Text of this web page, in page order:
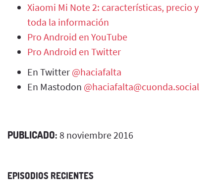
Xiaomi Mi Note 2: características, precio y
toda la información
Pro Android en YouTube
Pro Android en Twitter
En Twitter @haciafalta
En Mastodon @haciafalta@cuonda.social
PUBLICADO: 8 noviembre 2016
EPISODIOS RECIENTES